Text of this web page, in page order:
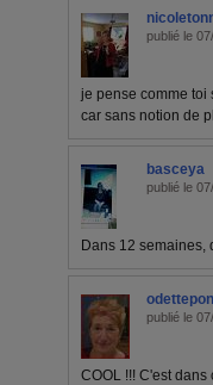
publié le
je pense comme
car sans notion de
basceya
publié le
Dans 12 semaines,
publié le
COOL !!! C'est